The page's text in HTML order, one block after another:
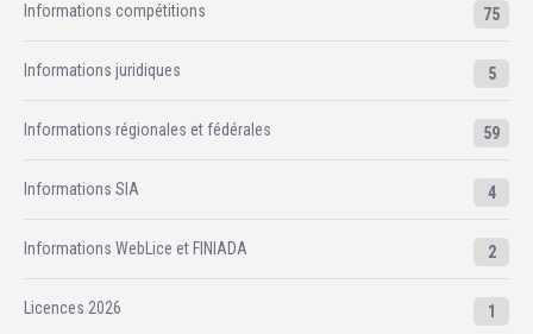
Informations compétitions 75
Informations juridiques 5
Informations régionales et fédérales 59
Informations SIA 4
Informations WebLice et FINIADA 2
Licences 2026 1